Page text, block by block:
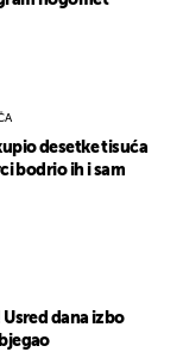
desetke tisuća
bodrio ih i sam
dana izbo